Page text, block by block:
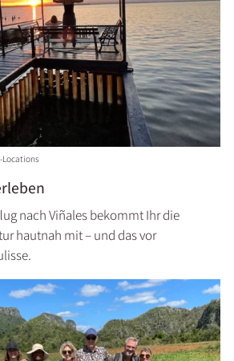
Locations
nach Viñales bekommt Ihr die
hautnah mit – und das vor